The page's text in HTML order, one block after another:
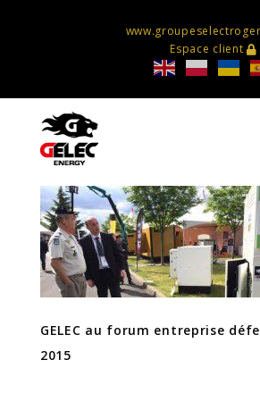
Espace client
GELEC au forum
défense à Paris 2015
GELEC au forum entreprise
2015